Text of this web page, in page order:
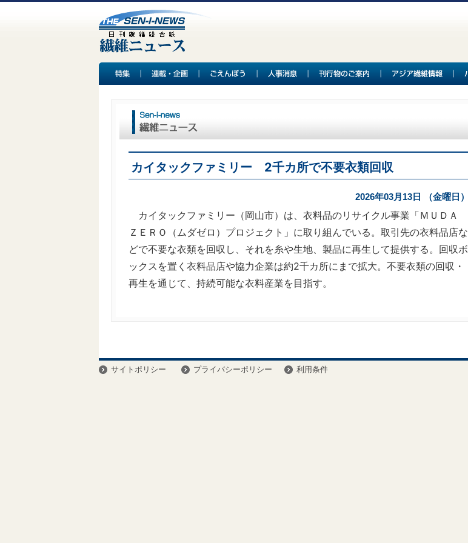
カイタックファミリー 2千カ所で不要衣類回収
2026年03月13日 （金曜日）
カイタックファミリー（岡山市）は、衣料品のリサイクル事業「ＭＵＤＡ
ＺＥＲＯ（ムダゼロ）プロジェクト」に取り組んでいる。取引先の衣料品店な
どで不要な衣類を回収し、それを糸や生地、製品に再生して提供する。回収ボ
ックスを置く衣料品店や協力企業は約2千カ所にまで拡大。不要衣類の回収・
再生を通じて、持続可能な衣料産業を目指す。
サイトポリシー プライバシーポリシー 利用条件